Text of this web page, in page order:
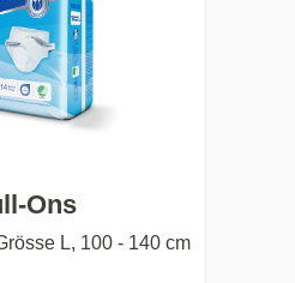
Ons
L, 100 - 140 cm